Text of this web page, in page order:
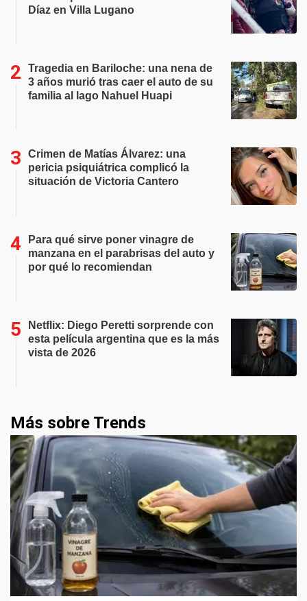
Díaz en Villa Lugano
Tragedia en Bariloche: una nena de
3 años murió tras caer el auto de su
familia al lago Nahuel Huapi
Crimen de Matías Álvarez: una
pericia psiquiátrica complicó la
situación de Victoria Cantero
Para qué sirve poner vinagre de
manzana en el parabrisas del auto y
por qué lo recomiendan
Netflix: Diego Peretti sorprende con
esta película argentina que es la más
vista de 2026
Más sobre Trends